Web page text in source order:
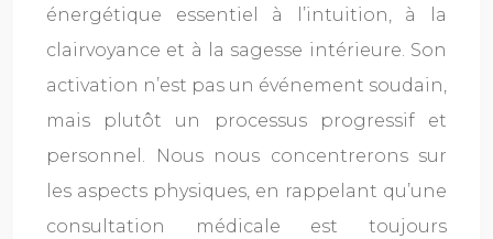
énergétique essentiel à l’intuition, à la
clairvoyance et à la sagesse intérieure. Son
activation n’est pas un événement soudain,
mais plutôt un processus progressif et
personnel. Nous nous concentrerons sur
les aspects physiques, en rappelant qu’une
consultation médicale est toujours